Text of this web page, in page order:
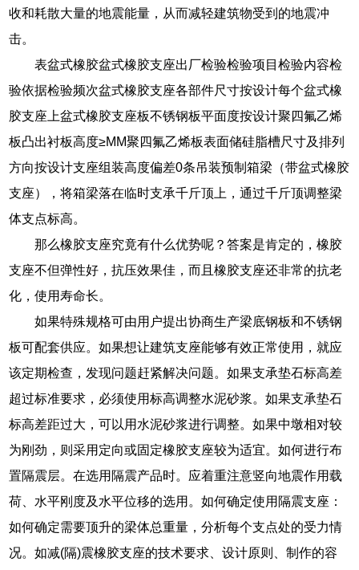
收和耗散大量的地震能量，从而减轻建筑物受到的地震冲
击。
表盆式橡胶盆式橡胶支座出厂检验检验项目检验内容检
验依据检验频次盆式橡胶支座各部件尺寸按设计每个盆式橡
胶支座上盆式橡胶支座板不锈钢板平面度按设计聚四氟乙烯
板凸出衬板高度≥MM聚四氟乙烯板表面储硅脂槽尺寸及排列
方向按设计支座组装高度偏差0条吊装预制箱梁（带盆式橡胶
支座），将箱梁落在临时支承千斤顶上，通过千斤顶调整梁
体支点标高。
那么橡胶支座究竟有什么优势呢？答案是肯定的，橡胶
支座不但弹性好，抗压效果佳，而且橡胶支座还非常的抗老
化，使用寿命长。
如果特殊规格可由用户提出协商生产梁底钢板和不锈钢
板可配套供应。如果想让建筑支座能够有效正常使用，就应
该定期检查，发现问题赶紧解决问题。如果支承垫石标高差
超过标准要求，必须使用标高调整水泥砂浆。如果支承垫石
标高差距过大，可以用水泥砂浆进行调整。如果中墩相对较
为刚劲，则采用定向或固定橡胶支座较为适宜。如何进行布
置隔震层。在选用隔震产品时。应着重注意竖向地震作用载
荷、水平刚度及水平位移的选用。如何确定使用隔震支座：
如何确定需要顶升的梁体总重量，分析每个支点处的受力情
况。如减(隔)震橡胶支座的技术要求、设计原则、制作的容